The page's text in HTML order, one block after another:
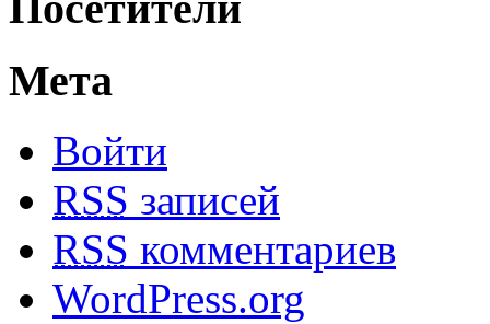
Мета
Войти
RSS записей
RSS комментариев
WordPress.org